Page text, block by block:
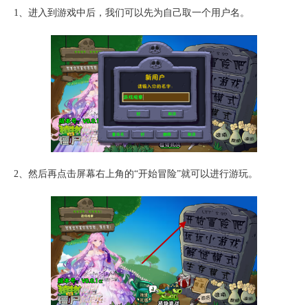
1、进入到游戏中后，我们可以先为自己取一个用户名。
2、然后再点击屏幕右上角的“开始冒险”就可以进行游玩。